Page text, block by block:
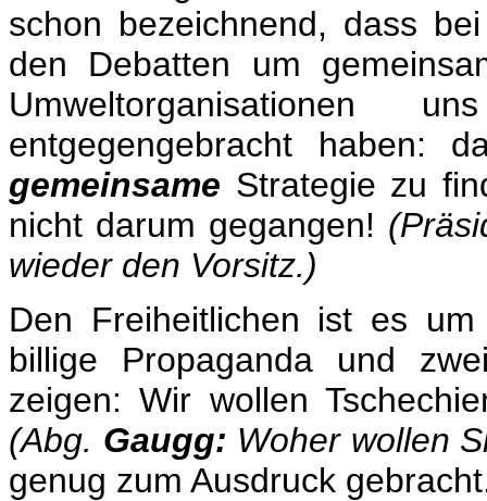
schon bezeichnend, dass
den Debatten um
Umweltorganisationen
entgegengebracht haben:
gemeinsame Strategie zu
nicht darum gegangen!
wieder den Vorsitz.)
Den Freiheitlichen ist es
billige Propaganda und
zeigen: Wir wollen
(Abg. Gaugg: Woher wollen
genug zum Ausdruck